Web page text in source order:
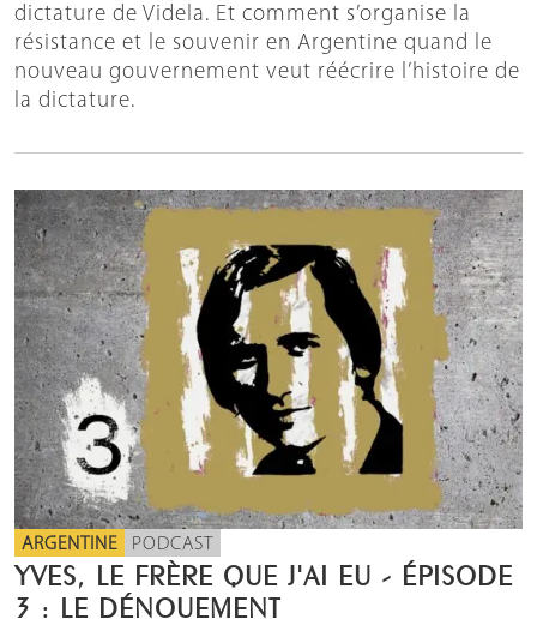
dictature de Videla. Et comment s’organise la
résistance et le souvenir en Argentine quand le
nouveau gouvernement veut réécrire l’histoire de
la dictature.
ARGENTINE PODCAST
YVES, LE FRÈRE QUE J'AI EU - ÉPISODE
3 : LE DÉNOUEMENT